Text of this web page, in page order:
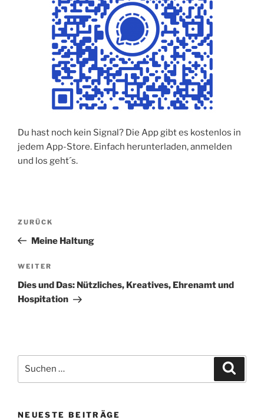
Du hast noch kein Signal? Die App gibt es kostenlos in
jedem App-Store. Einfach herunterladen, anmelden
und los geht´s.
Beitragsnavigation
Vorheriger
Beitrag
ZURÜCK
Meine Haltung
Nächster
Beitrag
WEITER
Dies und Das: Nützliches, Kreatives, Ehrenamt und
Hospitation
nach:
NEUESTE BEITRÄGE